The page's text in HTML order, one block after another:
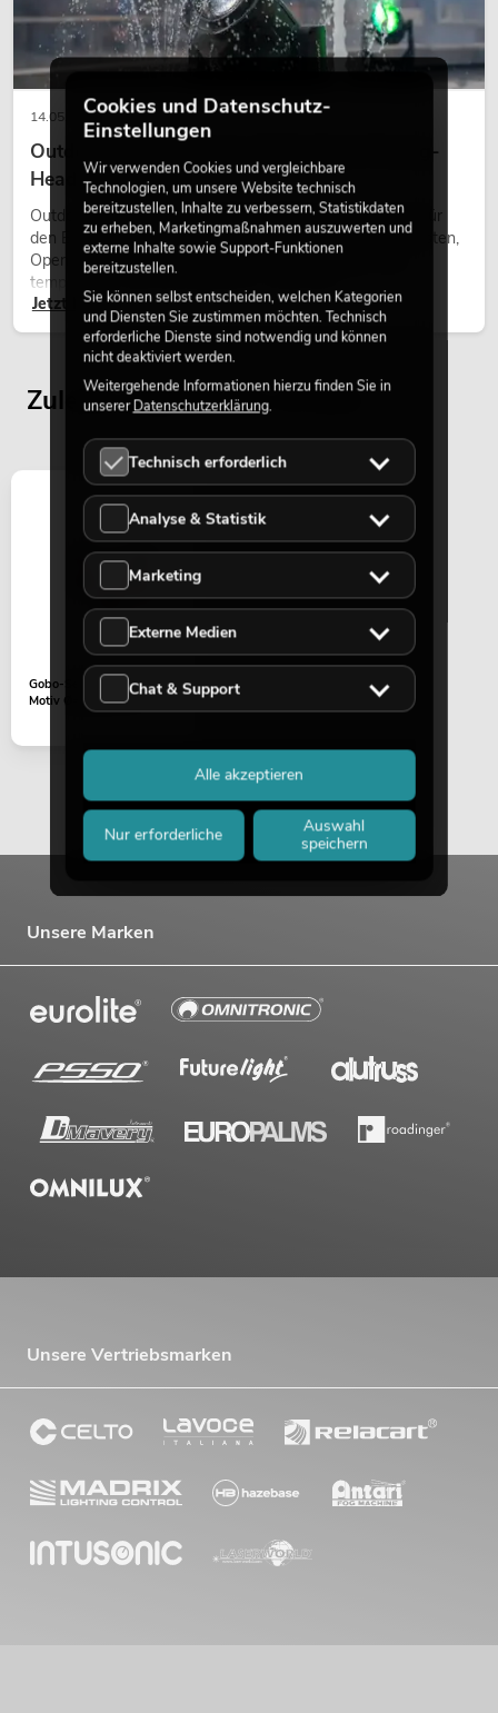
14.05.2026
Outdoor Moving-Heads: Wetterfeste Moving-
Heads bei Events
Outdoor Moving-Heads sind bewegliche Scheinwerfer für
den Einsatz im Freien. Sie werden bei Festivals, Stadtfesten,
Open-Air-Konzerten, Architekturinszenierungen und
temporären Außeninstallationen eingesetzt.
Jetzt lesen
Zuletzt angesehene Artikel
Gobo-Set Außen Ø=35mm
Motiv Ø=26mm LP-7
Unsere Marken
Unsere Vertriebsmarken
Cookies und Datenschutz-
Einstellungen
Wir verwenden Cookies und vergleichbare
Technologien, um unsere Website technisch
bereitzustellen, Inhalte zu verbessern, Statistikdaten
zu erheben, Marketingmaßnahmen auszuwerten und
externe Inhalte sowie Support-Funktionen
bereitzustellen.
Sie können selbst entscheiden, welchen Kategorien
und Diensten Sie zustimmen möchten. Technisch
erforderliche Dienste sind notwendig und können
nicht deaktiviert werden.
Weitergehende Informationen hierzu finden Sie in
unsererDatenschutzerklärung.
Technisch erforderlich
Analyse & Statistik
Marketing
Externe Medien
Chat & Support
Nur erforderliche
Auswahl
speichern
Alle akzeptieren